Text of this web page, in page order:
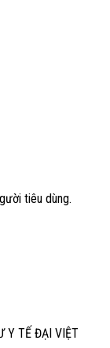
tiêu dùng.
Y TẾ ĐẠI VIỆT